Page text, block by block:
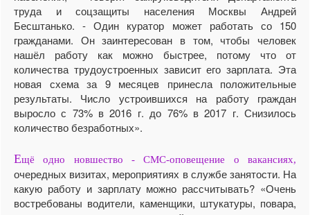
труда и соцзащиты населения Москвы Анд­рей
Бесштанько. - Один куратор может работать со 150
гражданами. Он заинтересован в том, чтобы человек
нашёл работу как можно быстрее, потому что от
количества трудоустроенных зависит его зарплата. Эта
новая схема за 9 месяцев принесла положительные
результаты. Число устроившихся на работу граждан
выросло с 73% в 2016 г. до 76% в 2017 г. Снизилось
количество безработных».
Ещё одно новшество - СМС-оповещение о вакансиях,
очередных визитах, мероприятиях в службе занятости. На
какую работу и зарплату можно рассчитывать? «Очень
востребованы водители, каменщики, штукатуры, повара,